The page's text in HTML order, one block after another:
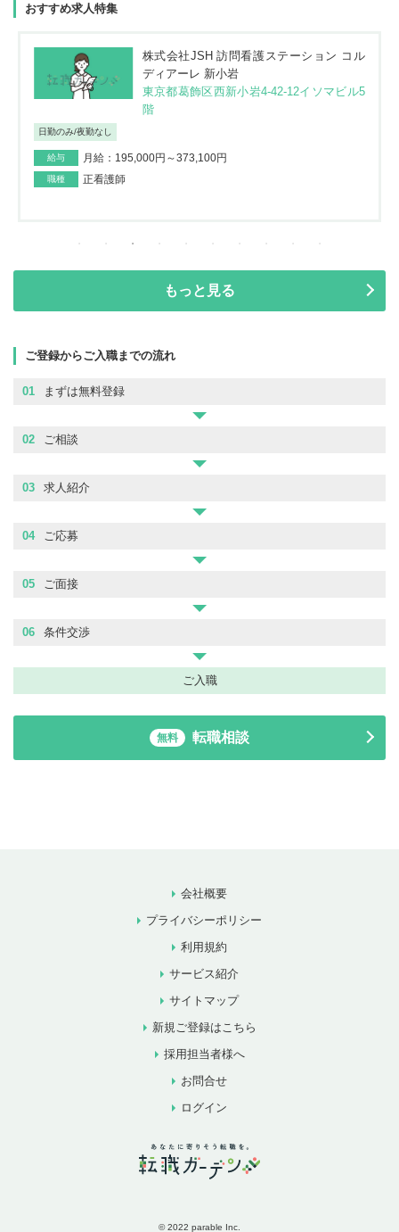
おすすめ求人特集
株式会社JSH 訪問看護ステーション コル
ディアーレ 新小岩
東京都葛飾区西新小岩4-42-12イソマビル5
階
日勤のみ/夜勤なし
給与 月給：195,000円～373,100円
職種 正看護師
もっと見る
ご登録からご入職までの流れ
01 まずは無料登録
02 ご相談
03 求人紹介
04 ご応募
05 ご面接
06 条件交渉
ご入職
無料 転職相談
会社概要
プライバシーポリシー
利用規約
サービス紹介
サイトマップ
新規ご登録はこちら
採用担当者様へ
お問合せ
ログイン
© 2022 parable Inc.